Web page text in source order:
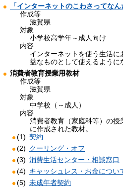
「インターネットのこわさってな
作成等
滋賀県
対象
小学校高学年～成人向け
内容
インターネットを使う生活
益なものとして使えるように
消費者教育授業用教材
作成等
滋賀県
対象
中学校（～成人）
内容
消費者教育（家庭科等）の授
に作成された教材。
契約
クーリング・オフ
消費生活センター・相談窓口
キャッシュレス・お金につい
未成年者契約